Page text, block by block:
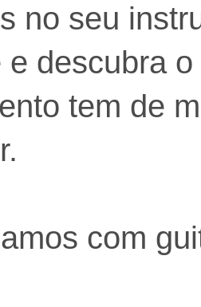
no seu
e descubra
tem de
com